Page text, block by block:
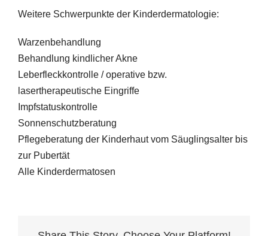
Weitere Schwerpunkte der Kinderdermatologie:
Warzenbehandlung
Behandlung kindlicher Akne
Leberfleckkontrolle / operative bzw.
lasertherapeutische Eingriffe
Impfstatuskontrolle
Sonnenschutzberatung
Pflegeberatung der Kinderhaut vom Säuglingsalter bis
zur Pubertät
Alle Kinderdermatosen